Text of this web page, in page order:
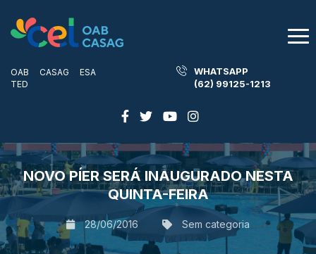
OAB CASAG
ESA
TED
WHATSAPP
(62) 99125-1213
NOVO PÍER SERÁ INAUGURADO NESTA
QUINTA-FEIRA
28/06/2016 Sem categoria